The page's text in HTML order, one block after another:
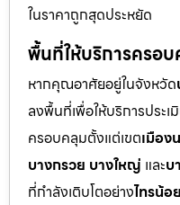
ในราคาถูกสุดประหยัด
พื้นที่ให้บริการครอ
หากคุณอาศัยอยู่ในจังหวัด
ลงพื้นที่เพื่อให้บริการประเ
ครอบคลุมตั้งแต่เขตเมือง
บางกรวย บางใหญ่ และบ
ที่กำลังเติบโตอย่างไทรน้อย